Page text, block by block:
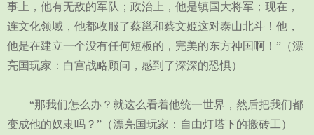
事上，他有无敌的军队；政治上，他是镇国大将军；现在，
连文化领域，他都收服了蔡邕和蔡文姬这对泰山北斗！他，
他是在建立一个没有任何短板的，完美的东方神国啊！”（漂
亮国玩家：白宫战略顾问，感到了深深的恐惧）
“那我们怎么办？就这么看着他统一世界，然后把我们都
变成他的奴隶吗？”（漂亮国玩家：自由灯塔下的搬砖工）